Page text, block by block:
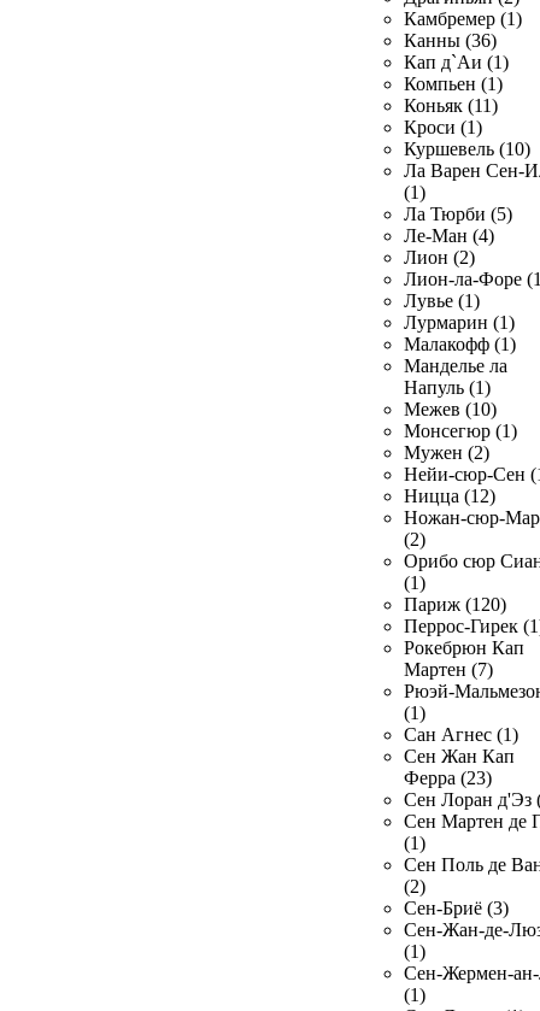
Камбремер (1)
Канны (36)
Кап д`Аи (1)
Компьен (1)
Коньяк (11)
Кроси (1)
Куршевель (10)
Ла Варен Сен-
(1)
Ла Тюрби (5)
Ле-Ман (4)
Лион (2)
Лион-ла-Форе
Лувье (1)
Лурмарин (1)
Малакофф (1)
Манделье ла
Напуль (1)
Межев (10)
Монсегюр (1)
Мужен (2)
Нейи-сюр-Сен
Ницца (12)
Ножан-сюр-
(2)
Орибо сюр
(1)
Париж (120)
Перрос-Гирек
Рокебрюн Кап
Мартен (7)
Рюэй-
(1)
Сан Агнес (1)
Сен Жан Кап
Ферра (23)
Сен Лоран д'Эз
Сен Мартен де
(1)
Сен Поль де
(2)
Сен-Бриё (3)
Сен-Жан-де-
(1)
Сен-Жермен-
(1)